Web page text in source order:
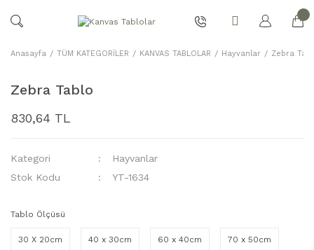
Anasayfa TÜM KATEGORİLER KANVAS TABLOLAR Hayvanlar Zebra
Zebra Tablo
830,64 TL
Kategori
Hayvanlar
Stok Kodu
YT-1634
Tablo Ölçüsü
30 X 20cm 40 x 30cm 60 x 40cm 70 x 50cm